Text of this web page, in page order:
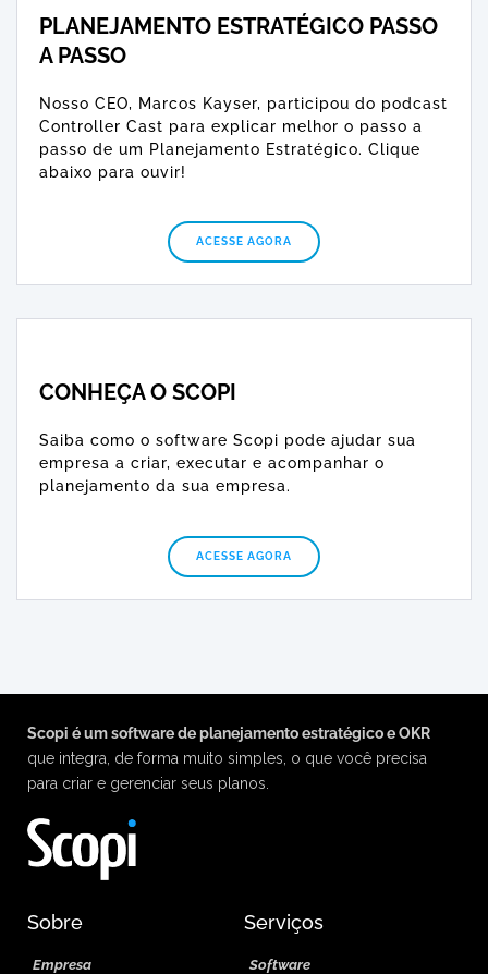
PLANEJAMENTO ESTRATÉGICO PASSO
A PASSO
Nosso CEO, Marcos Kayser, participou do podcast
Controller Cast para explicar melhor o passo a
passo de um Planejamento Estratégico. Clique
abaixo para ouvir!
ACESSE AGORA
CONHEÇA O SCOPI
Saiba como o software Scopi pode ajudar sua
empresa a criar, executar e acompanhar o
planejamento da sua empresa.
ACESSE AGORA
Scopi é um software de planejamento estratégico e OKR
que integra, de forma muito simples, o que você precisa
para criar e gerenciar seus planos.
Sobre
Empresa
Serviços
Software